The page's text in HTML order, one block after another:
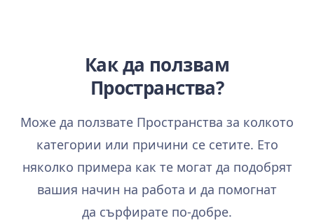
Как да ползвам
Пространства?
Може да ползвате Пространства за колкото
категории или причини се сетите. Ето
няколко примера как те могат да подобрят
вашия начин на работа и да помогнат
да сърфирате по‑добре.